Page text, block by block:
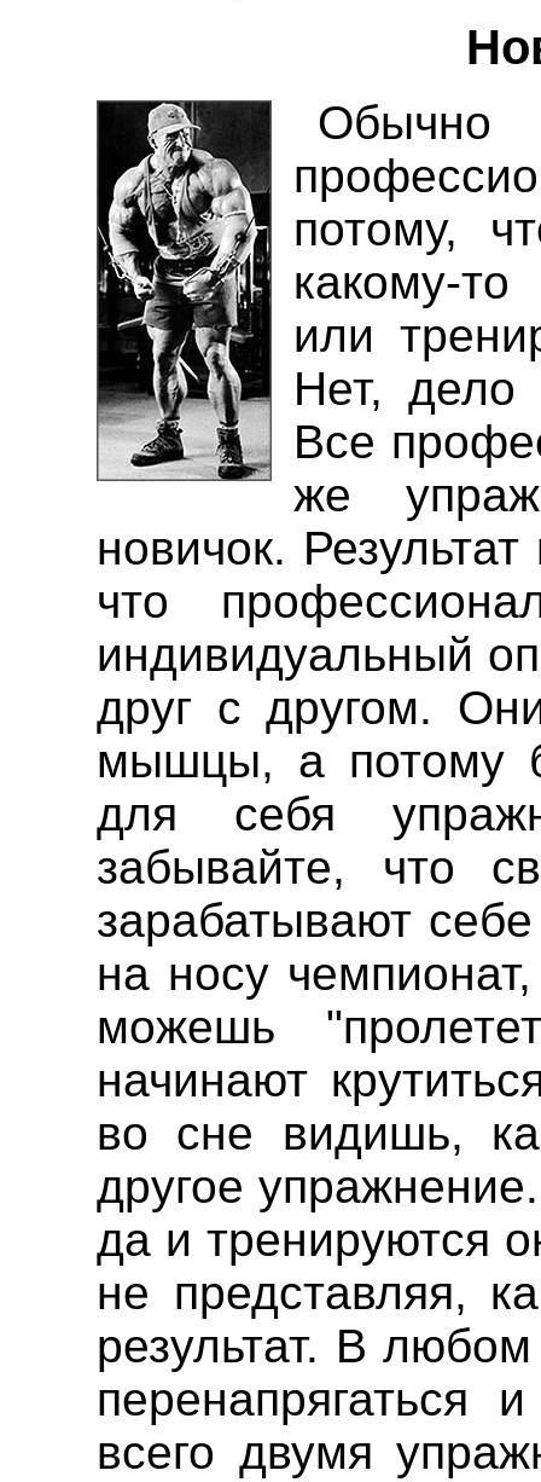
потому,
какому-
или
Нет, дело
Все
же
новичок.
что
индивидуальный
друг с другом.
мышцы, а потому
для себя
забывайте, что
зарабатывают
на носу
можешь
начинают
во сне видишь,
другое
да и тренируются
не представляя,
результат. В
перенапрягаться
всего двумя